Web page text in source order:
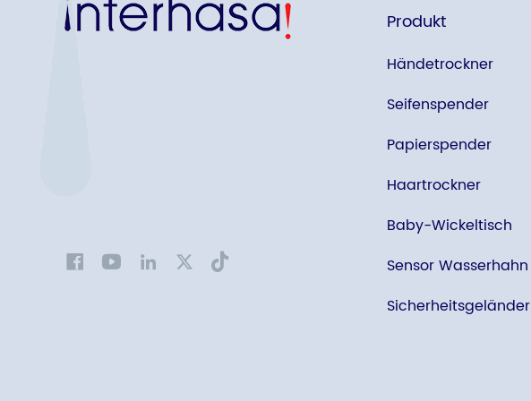
Produkt
Händetrockner
Seifenspender
Papierspender
Haartrockner
Baby-Wickeltisch
Sensor Wasserhahn
Sicherheitsgeländer